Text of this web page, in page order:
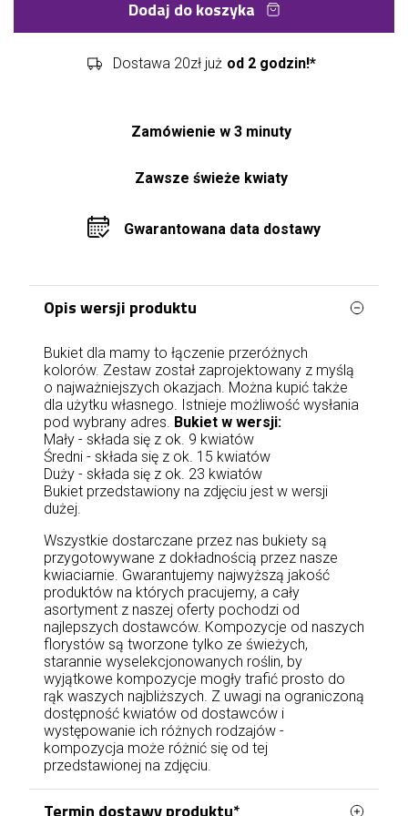
Dodaj do koszyka
Dostawa 20zł już od 2 godzin!*
Zamówienie w 3 minuty
Zawsze świeże kwiaty
Gwarantowana data dostawy
Opis wersji produktu
Bukiet dla mamy to łączenie przeróżnych
kolorów. Zestaw został zaprojektowany z myślą
o najważniejszych okazjach. Można kupić także
dla użytku własnego. Istnieje możliwość wysłania
pod wybrany adres. Bukiet w wersji:
Mały - składa się z ok. 9 kwiatów
Średni - składa się z ok. 15 kwiatów
Duży - składa się z ok. 23 kwiatów
Bukiet przedstawiony na zdjęciu jest w wersji
dużej.
Wszystkie dostarczane przez nas bukiety są
przygotowywane z dokładnością przez nasze
kwiaciarnie. Gwarantujemy najwyższą jakość
produktów na których pracujemy, a cały
asortyment z naszej oferty pochodzi od
najlepszych dostawców. Kompozycje od naszych
florystów są tworzone tylko ze świeżych,
starannie wyselekcjonowanych roślin, by
wyjątkowe kompozycje mogły trafić prosto do
rąk waszych najbliższych. Z uwagi na ograniczoną
dostępność kwiatów od dostawców i
występowanie ich różnych rodzajów -
kompozycja może różnić się od tej
przedstawionej na zdjęciu.
Termin dostawy produktu*